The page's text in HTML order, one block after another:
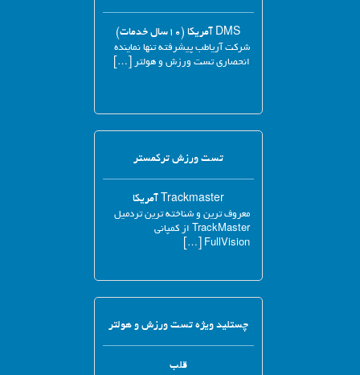
DMS آمریکا (۱۰سال خدمات)
شرکت آریاطب پیشرفته تنها نماینده
انحصاری تست ورزش و هولتر […]
تست ورزش ترکمستر
Trackmaster آمریکا
معروف ترین و شناخته ترین تردمیل
TrackMaster از کمپانی
FullVision […]
چستلید ویژه تست ورزش و هولتر
قلب